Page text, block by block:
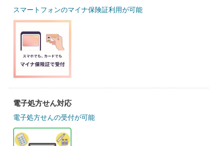
スマートフォンのマイナ保険証利用が可能
電子処方せん対応
電子処方せんの受付が可能